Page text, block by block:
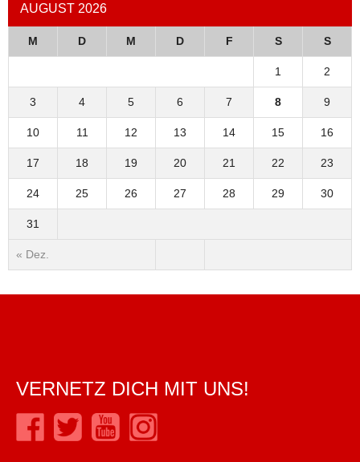
AUGUST 2026
M D M D F S S
« Dez.
1 2
3 4 5 6 7 8 9
10 11 12 13 14 15 16
17 18 19 20 21 22 23
24 25 26 27 28 29 30
31
VERNETZ DICH MIT UNS!